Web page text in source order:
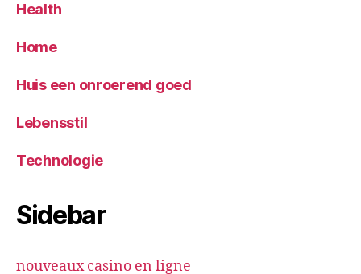
Health
Home
Huis een onroerend goed
Lebensstil
Technologie
Sidebar
nouveaux casino en ligne